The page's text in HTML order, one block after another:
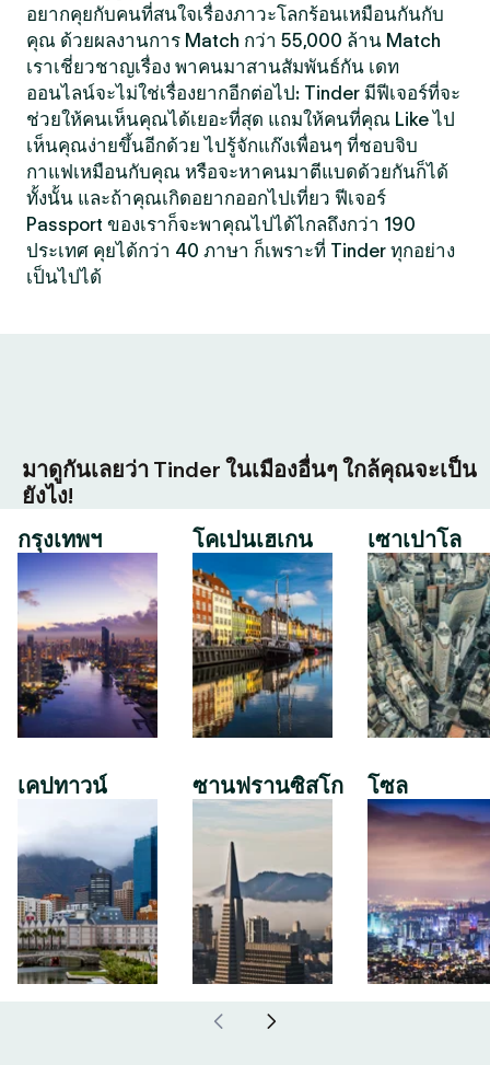
อยากคุยกับคนที่สนใจเรื่องภาวะโลกร้อนเหมือนกันกับ
คุณ ด้วยผลงานการ Match กว่า 55,000 ล้าน Match
เราเชี่ยวชาญเรื่อง พาคนมาสานสัมพันธ์กัน เดท
ออนไลน์จะไม่ใช่เรื่องยากอีกต่อไป: Tinder มีฟีเจอร์ที่จะ
ช่วยให้คนเห็นคุณได้เยอะที่สุด แถมให้คนที่คุณ Like ไป
เห็นคุณง่ายขึ้นอีกด้วย ไปรู้จักแก๊งเพื่อนๆ ที่ชอบจิบ
กาแฟเหมือนกับคุณ หรือจะหาคนมาตีแบดด้วยกันก็ได้
ทั้งนั้น และถ้าคุณเกิดอยากออกไปเที่ยว ฟีเจอร์
Passport ของเราก็จะพาคุณไปได้ไกลถึงกว่า 190
ประเทศ คุยได้กว่า 40 ภาษา ก็เพราะที่ Tinder ทุกอย่าง
เป็นไปได้
มาดูกันเลยว่า Tinder ในเมืองอื่นๆ ใกล้คุณจะเป็น
ยังไง!
กรุงเทพฯ
เคปทาวน์
โคเปนเฮเกน
ซานฟรานซิสโก
เซาเปาโล
โซล